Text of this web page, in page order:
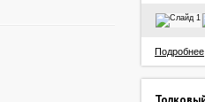
Подробнее